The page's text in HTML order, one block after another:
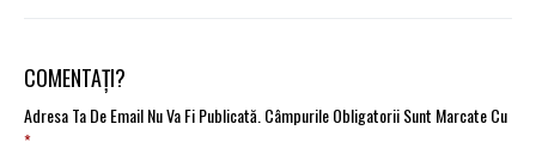
COMENTAȚI?
Adresa Ta De Email Nu Va Fi Publicată.Câmpurile Obligatorii Sunt Marcate Cu
*